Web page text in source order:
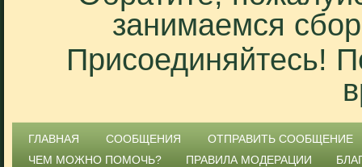
занимаемся
Присоединяйтесь!
ГЛАВНАЯ СООБЩЕНИЯ
ОТПРАВИТЬ СООБЩЕНИЕ
ЧЕМ МОЖНО ПОМОЧЬ?
ПРАВИЛА МОДЕРАЦИИ